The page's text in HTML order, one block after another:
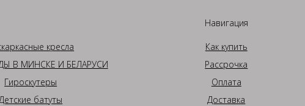
кресла
В МИНСКЕ И БЕЛАРУСИ
Гироскутеры
батуты
Навигация
Как купить
Рассрочка
Оплата
Доставка